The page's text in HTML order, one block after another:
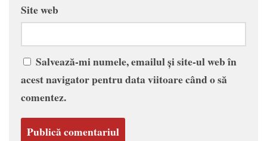
Site web
Salvează-mi numele, emailul și site-ul web în
acest navigator pentru data viitoare când o să
comentez.